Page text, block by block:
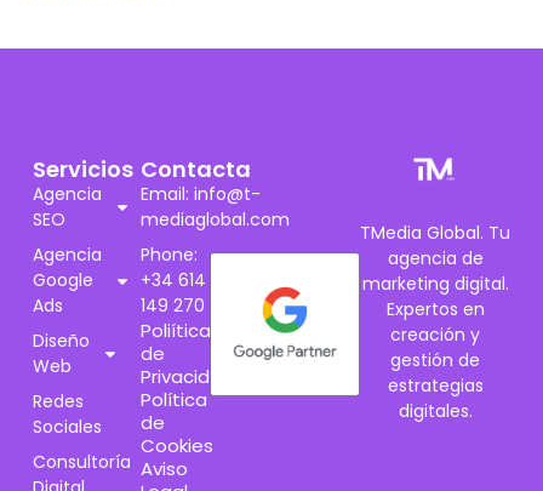
TMedia Global. Tu
agencia de
marketing digital.
Expertos en
creación y
gestión de
estrategias
digitales.
Servicios
Agencia
SEO
Agencia
Google
Ads
Diseño
Web
Redes
Sociales
Consultoría
Contacta
Email: info@t-
mediaglobal.com
Phone:
+34 614
149 270
Poliítica
de
Privacidad
Política
de
Cookies
Aviso